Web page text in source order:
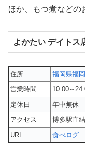
ほか、もつ煮などの
よかたい デイトス
住所
福岡県福
営業時間
10:00～
定休日
年中無休
アクセス
博多駅直結
URL
食べログ